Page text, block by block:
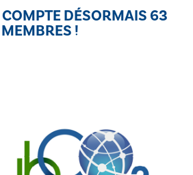
DÉSORMAIS 63
MEMBRES !